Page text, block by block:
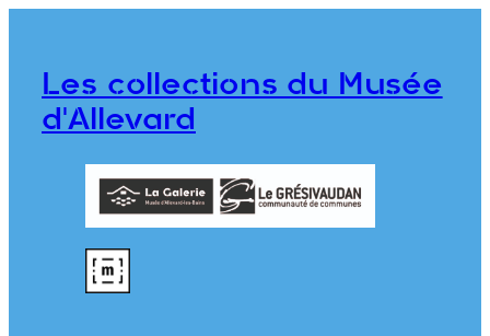
octobre 1808 – Grenoble, 18 juin
PEGERON, Claude
976.1.53
Les collections du Musée
d'Allevard